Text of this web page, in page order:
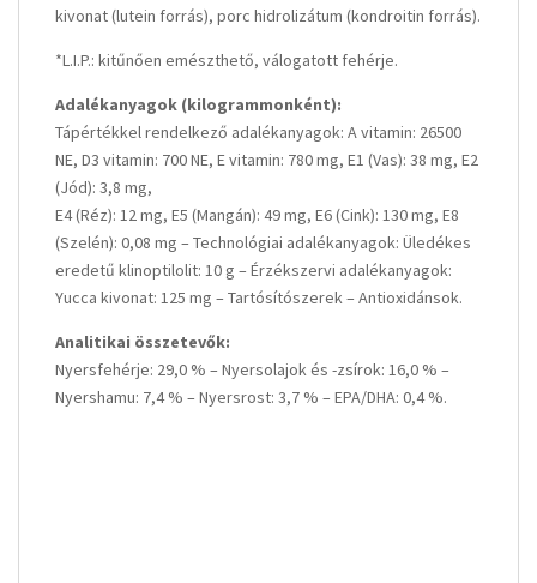
kivonat (lutein forrás), porc hidrolizátum (kondroitin forrás).
*L.I.P.: kitűnően emészthető, válogatott fehérje.
Adalékanyagok (kilogrammonként):
Tápértékkel rendelkező adalékanyagok: A vitamin: 26500
NE, D3 vitamin: 700 NE, E vitamin: 780 mg, E1 (Vas): 38 mg, E2
(Jód): 3,8 mg,
E4 (Réz): 12 mg, E5 (Mangán): 49 mg, E6 (Cink): 130 mg, E8
(Szelén): 0,08 mg – Technológiai adalékanyagok: Üledékes
eredetű klinoptilolit: 10 g – Érzékszervi adalékanyagok:
Yucca kivonat: 125 mg – Tartósítószerek – Antioxidánsok.
Analitikai összetevők:
Nyersfehérje: 29,0 % – Nyersolajok és -zsírok: 16,0 % –
Nyershamu: 7,4 % – Nyersrost: 3,7 % – EPA/DHA: 0,4 %.